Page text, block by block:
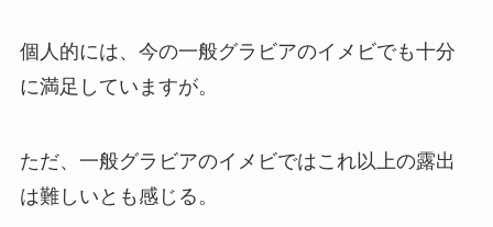
個人的には、今の一般グラビアのイメビでも十分
に満足していますが。
ただ、一般グラビアのイメビではこれ以上の露出
は難しいとも感じる。